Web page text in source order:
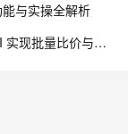
与实操全解析
企业采购降本新思路：基于京东关键词搜索 API 实现批量比价与物资寻源